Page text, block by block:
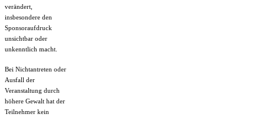
verändert,
insbesondere den
Sponsoraufdruck
unsichtbar oder
unkenntlich macht.
Bei Nichtantreten oder
Ausfall der
Veranstaltung durch
höhere Gewalt hat der
Teilnehmer kein